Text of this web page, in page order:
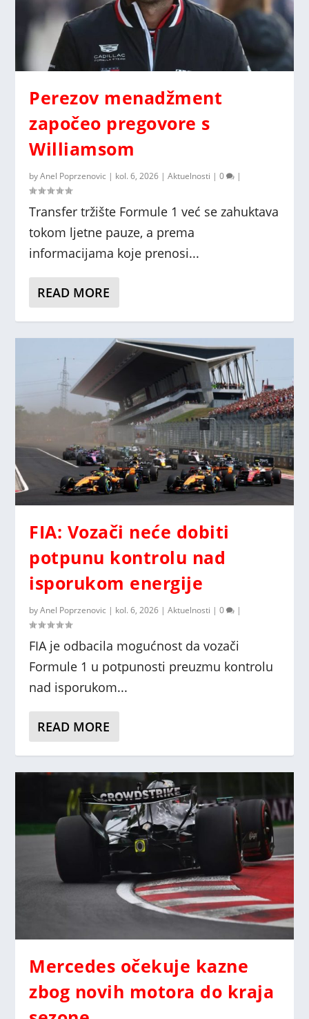
Perezov menadžment
započeo pregovore s
Williamsom
byAnel Poprzenovic | kol. 6, 2026 |Aktuelnosti |0 |
Transfer tržište Formule 1 već se zahuktava
tokom ljetne pauze, a prema
informacijama koje prenosi...
READ MORE
FIA: Vozači neće dobiti
potpunu kontrolu nad
isporukom energije
byAnel Poprzenovic | kol. 6, 2026 |Aktuelnosti |0 |
FIA je odbacila mogućnost da vozači
Formule 1 u potpunosti preuzmu kontrolu
nad isporukom...
READ MORE
Mercedes očekuje kazne
zbog novih motora do kraja